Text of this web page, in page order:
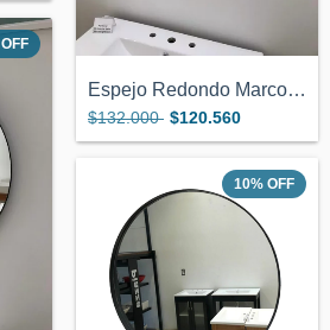
Espejo Redondo Marco Negro 70cm de Diame...
$132.000 $120.560
OFF
10% OFF